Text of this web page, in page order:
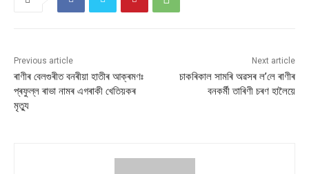
Previous article
ৰাণীৰ বেলগুৰীত বনৰীয়া হাতীৰ আক্ৰমণঃ
প্ৰফুল্ল ৰাভা নামৰ এগৰাকী খেতিয়কৰ
মৃত্যু
Next article
চাকৰিকাল সামৰি অৱসৰ ল’লে ৰাণীৰ
বনকৰ্মী তাৰিণী চৰণ হালৈয়ে